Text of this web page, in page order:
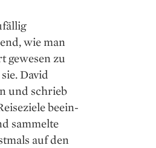
wie man
gewesen zu
David
und schrieb
beein­
sammelte
auf den